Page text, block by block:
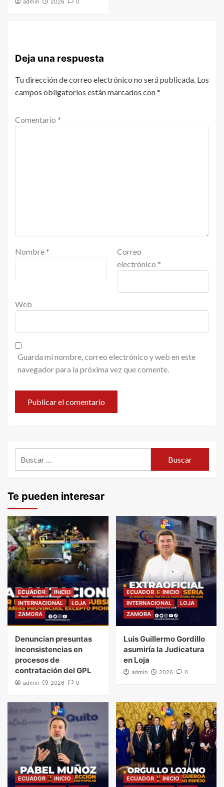
admin 2026 0
Deja una respuesta
Tu dirección de correo electrónico no será publicada. Los
campos obligatorios están marcados con*
Comentario *
Nombre *
Correo
electrónico *
Web
Guarda mi nombre, correo electrónico y web en este
navegador para la próxima vez que comente.
Te pueden interesar
ECUADOR
INICIO
INTERNACIONAL
LOJA
ZAMORA
Denuncian presuntas
inconsistencias en
procesos de
contratación del GPL
admin 2026 0
ECUADOR
INICIO
INTERNACIONAL
LOJA
ZAMORA
Luis Guillermo Gordillo
asumiría la Judicatura
en Loja
admin 2026 0
ECUADOR
INICIO
ECUADOR
INICIO